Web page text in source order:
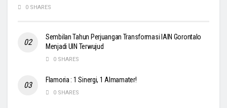
0 SHARES
Sembilan Tahun Perjuangan Transformasi IAIN Gorontalo
Menjadi UIN Terwujud
0 SHARES
Flamoria : 1 Sinergi, 1 Almamater!
0 SHARES